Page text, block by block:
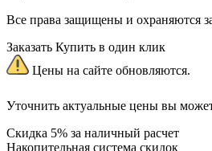
Все права защищены и охраняются
Заказать Купить в один клик
Цены на сайте обновляются.
Уточнить актуальные цены вы
Скидка 5% за наличный расчет
Накопительная система скидок